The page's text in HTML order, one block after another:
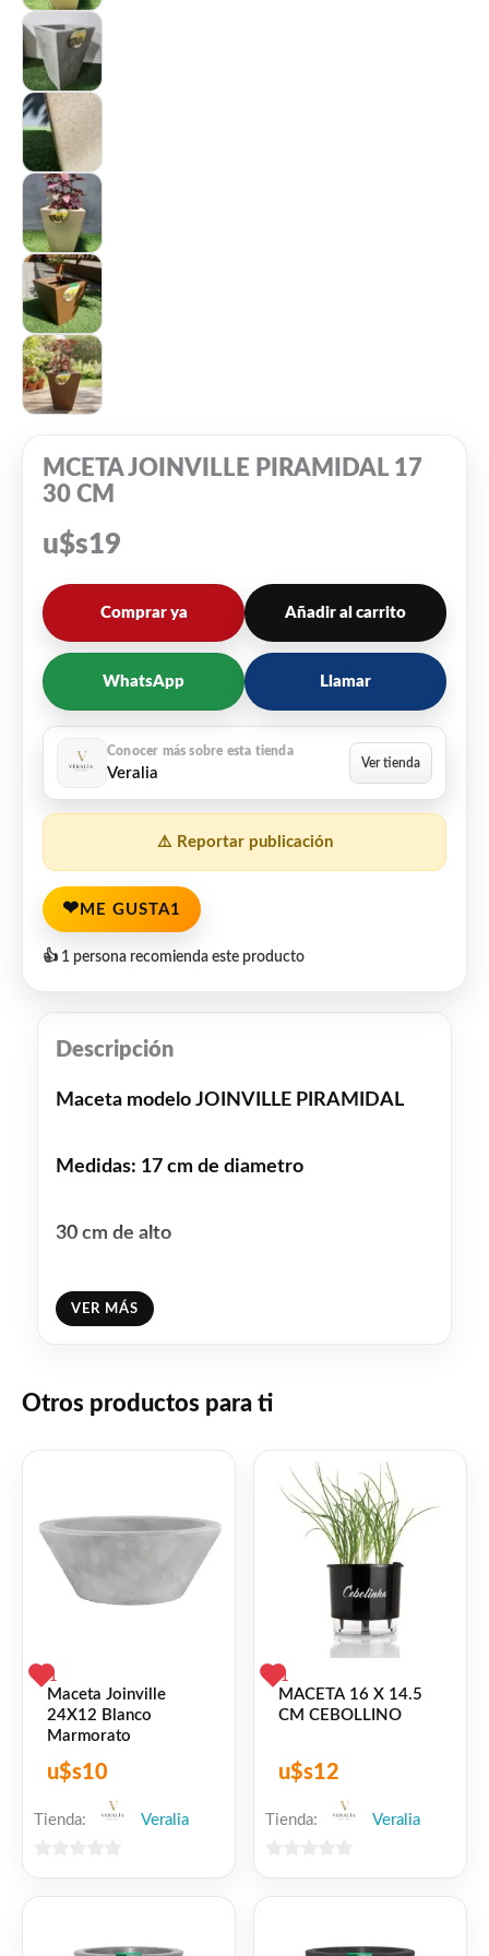
MCETA JOINVILLE PIRAMIDAL 17
30 CM
u$s19
Comprar ya Añadir al carrito
WhatsApp Llamar
Veralia
⚠️ Reportar publicación
❤ ME GUSTA1
👍 1 persona recomienda este producto
Descripción
Maceta modelo JOINVILLE PIRAMIDAL
Medidas: 17 cm de diametro
30 cm de alto
23 cm de ancho total
Negro Marmorato (COD 10165634)
Blanco Marmorato (COD 10165630)
Azul Marmorato (COD 10165633)
Marron Piedra (COD 10165228)
VER MÁS
Otros productos para ti
1
Maceta Joinville
24X12 Blanco
Marmorato
u$s10
Tienda: Veralia
1
MACETA 16 X 14.5
CM CEBOLLINO
u$s12
Tienda: Veralia